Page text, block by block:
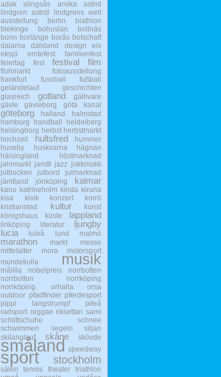
adak alingsås arvika
astrid
lindgren
astrid lindgrens welt
ausstellung
berlin
biathlon
blekinge
bohuslän
bollnäs
bonn borlänge borås botschaft
dalarna
dalsland design
eis
eksjö
erntefest
familienfest
feiertag
fest festival film
flohmarkt
fotoausstellung
frankfurt
fussball
fußball
geländelauf
geschichten
glasreich
gotland
gällivare
gävle
gävleborg göta kanal
göteborg halland
halmstad
hamburg
handball
heidelberg
helsingborg herbst herbstmarkt
hochzeit
hultsfred
hummer
huseby
huskvarna
hägnan
hälsingland
höstmarknad
jahrmarkt jamtli jazz jokkmokk
julbocken
julbord
julmarknad
jämtland
jönköping kalmar
kanu katrineholm kinda
kiruna
kisa
kivik konzert
korrö
kristianstad
kultur
kunst
königshaus
küste lappland
linköping literatur
ljungby
lucia
luleå lund malmö
marathon markt
messe
mittelalter
mora
motorsport
mundekulla
musik
målilla nobelpreis
norrbotten
norrbotton
norrköping
norrköping.
orhalla
orsa
outdoor pfadfinder pferdesport
pippi langstrumpf
piteå
radsport reggae riksettan sami
schlittschuhe
schnee
schwimmen
segeln
siljan
skilanglauf
skåne skövde
småland speedway
sport stockholm
sälen tennis theater
triathlon